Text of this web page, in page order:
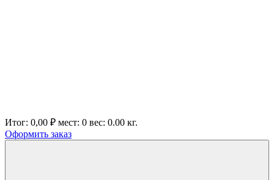
Итог: 0,00 ₽ мест: 0 вес: 0.00 кг.
Оформить заказ